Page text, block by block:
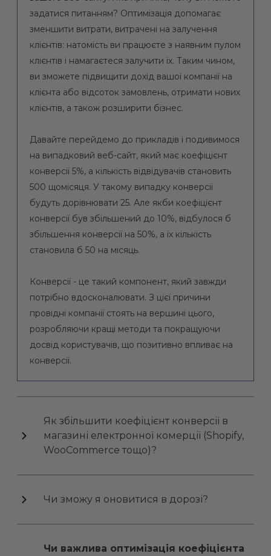
задатися питанням? Оптимізація допомагає
зменшити витрати, витрачені на залучення
клієнтів: натомість ви працюєте з наявним пулом
клієнтів і намагаєтеся залучити їх. Таким чином,
ви зможете підвищити дохід вашої компанії на
клієнта або відсоток замовлень, отримати нових
клієнтів, а також розширити бізнес.
Давайте перейдемо до прикладів і подивимося
на випадковий веб-сайт, який має коефіцієнт
конверсії 5%, а кількість відвідувачів становить
500 щомісяця. У такому випадку конверсії
будуть дорівнювати 25. Але якби коефіцієнт
конверсії був збільшений до 10%, відбулося б
збільшення конверсії на 50%, а їх кількість
становила б 50 на місяць.
Конверсії - це такий компонент, який завжди
потрібно вдосконалювати. З цієї причини
провідні компанії стоять на вершині цього,
розробляючи кращі методи та покращуючи
досвід користувачів, що позитивно впливає на
конверсії.
Як збільшити коефіцієнт конверсії в
магазині електронної комерції (Shopify,
WooCommerce тощо)?
Чи зможу я оновитися в дорозі?
Чи важлива оптимізація коефіцієнта